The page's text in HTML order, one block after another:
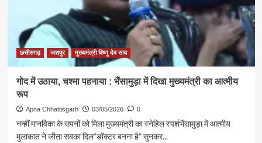
छत्तीसगढ़ जशपुर मुख्यमंत्री विष्णु देव साय
गोद में उठाया, चश्मा पहनाया : भैंसामुड़ा में दिखा मुख्यमंत्री का आत्मीय
रूप
Apna Chhattisgarh 03/05/2026 0
नन्हीं मानविका के सपनों को मिला मुख्यमंत्री का स्नेहिल स्पर्शभैंसामुड़ा में आत्मीय
मुलाकात ने जीता सबका दिल“डॉक्टर बनना है” सुनकर...